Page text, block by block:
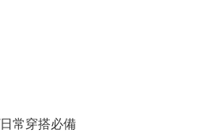
常穿搭必備